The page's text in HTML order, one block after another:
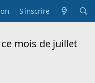
S'inscrire
mois de juillet